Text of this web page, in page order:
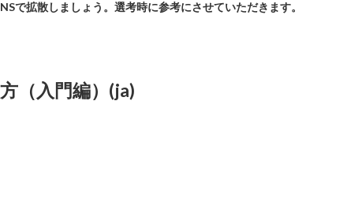
で拡散しましょう。選考時に参考にさせていただきます。
（入門編）(ja)